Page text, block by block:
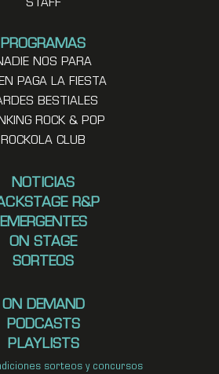
STAFF
PROGRAMAS
NOS PARA
PAGA LA FIESTA
BESTIALES
ROCK & POP
ROCKOLA CLUB
NOTICIAS
R&P
EMERGENTES
ON STAGE
SORTEOS
ON DEMAND
PODCASTS
PLAYLISTS
sorteos y concursos